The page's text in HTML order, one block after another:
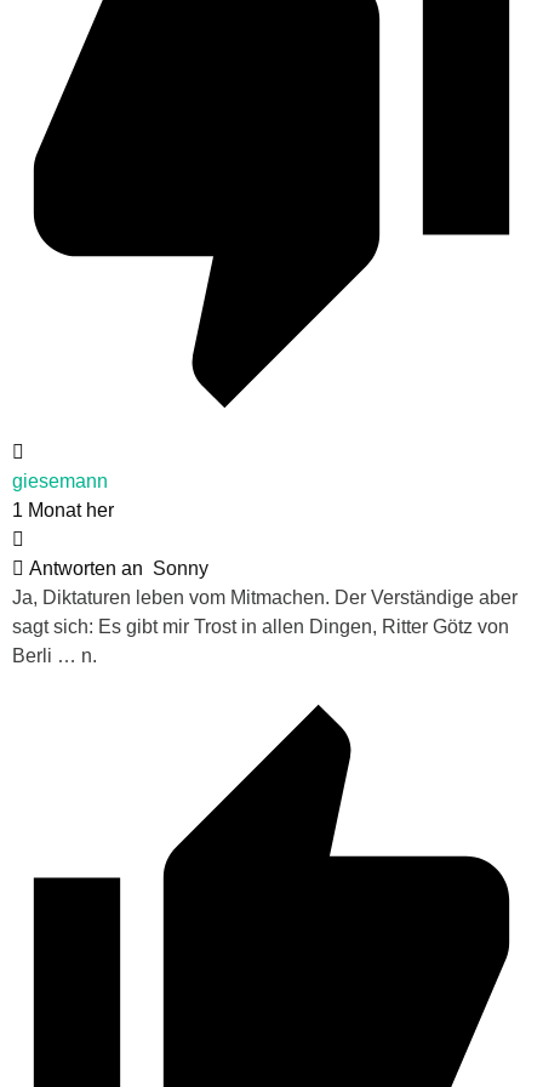
giesemann
1 Monat her
Antworten an Sonny
Ja, Diktaturen leben vom Mitmachen. Der Verständige aber
sagt sich: Es gibt mir Trost in allen Dingen, Ritter Götz von
Berli … n.